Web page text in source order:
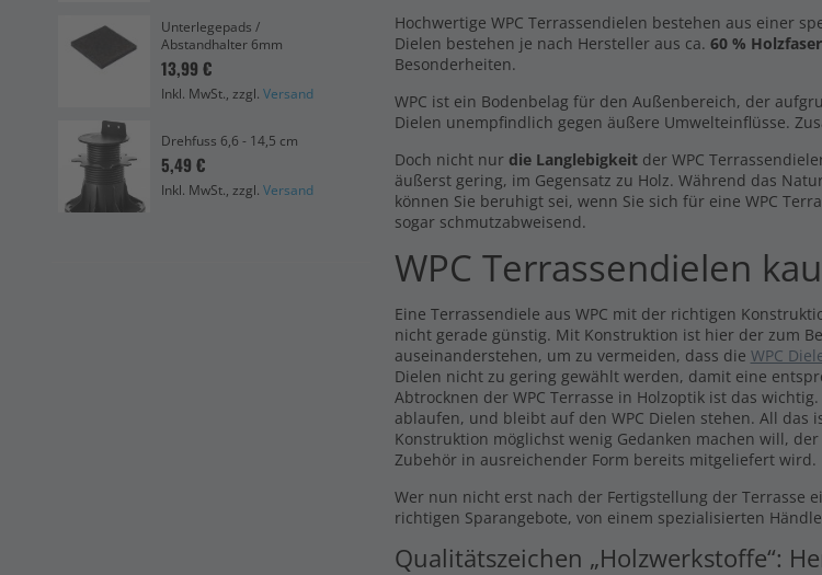
Hochwertige WPC Terrassendielen bestehen aus einer
Dielen bestehen je nach Hersteller aus ca. 60 %
Besonderheiten.
WPC ist ein Bodenbelag für den Außenbereich, der
Dielen unempfindlich gegen äußere Umwelteinflüsse.
Doch nicht nur die Langlebigkeitder WPC
äußerst gering, im Gegensatz zu Holz. Während das
können Sie beruhigt sei, wenn Sie sich für eine WPC
sogar schmutzabweisend.
WPC Terrassendielen
Eine Terrassendiele aus WPC mit der richtigen
nicht gerade günstig. Mit Konstruktion ist hier der zum
auseinanderstehen, um zu vermeiden, dass die WPC
Dielen nicht zu gering gewählt werden, damit eine
Abtrocknen der WPC Terrasse in Holzoptik ist das
ablaufen, und bleibt auf den WPC Dielen stehen. All das
Konstruktion möglichst wenig Gedanken machen will,
Zubehör in ausreichender Form bereits mitgeliefert wird.
Wer nun nicht erst nach der Fertigstellung der Terrasse
richtigen Sparangebote, von einem spezialisierten
Qualitätszeichen „Holzwerkstoffe“:
Unterlegepads /
Abstandhalter 6mm
13,99 €
Inkl. MwSt., zzgl. Versand
Drehfuss 6,6 - 14,5 cm
5,49 €
Inkl. MwSt., zzgl. Versand
Handmuster Easy Line
dunkelgrau -beidseitig-
0,00 €
Inkl. MwSt., zzgl. Versand
3,99 €
Inkl. MwSt., zzgl.Versand
Inkl.
3m
Inkl.